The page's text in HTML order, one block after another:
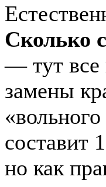
Сколько
— тут все
замены
составит
но как